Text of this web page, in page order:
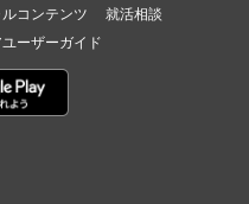
コンテンツ
就活相談
ーザーガイド